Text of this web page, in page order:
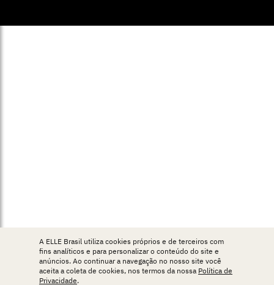
A ELLE Brasil utiliza cookies próprios e de terceiros com
fins analíticos e para personalizar o conteúdo do site e
anúncios. Ao continuar a navegação no nosso site você
aceita a coleta de cookies, nos termos da nossa Política de
Privacidade.